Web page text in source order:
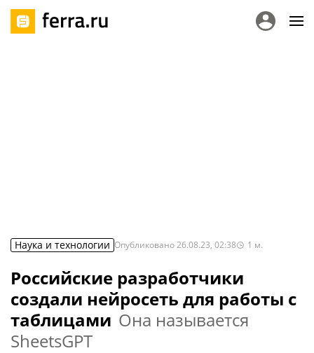
Наука и технологии Опубликовано26.08.23, 02:38 1 м.
Российские разработчики
создали нейросеть для работы с
таблицами Она называется
SheetsGPT